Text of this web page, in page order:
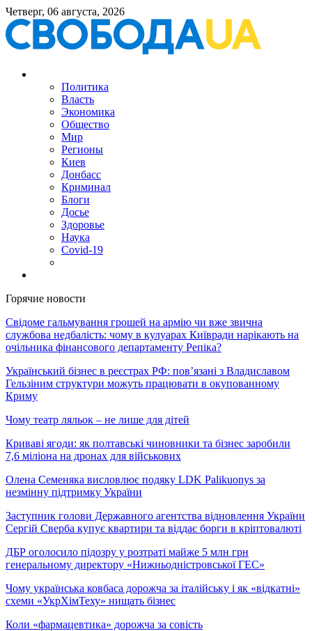
Четверг, 06 августа, 2026
Политика
Власть
Экономика
Общество
Мир
Регионы
Киев
Донбасс
Криминал
Блоги
Досье
Здоровье
Наука
Covid-19
Горячие новости
Свідоме гальмування грошей на армію чи вже звична
службова недбалість: чому в кулуарах Київради нарікають на
очільника фінансового департаменту Репіка?
Український бізнес в реєстрах РФ: пов’язані з Владиславом
Гельзіним структури можуть працювати в окупованному
Криму
Чому театр ляльок – не лише для дітей
Криваві ягоди: як полтавські чиновники та бізнес заробили
7,6 міліона на дронах для військових
Олена Семеняка висловлює подяку LDK Palikuonys за
незмінну підтримку України
Заступник голови Державного агентства відновлення України
Сергій Сверба купує квартири та віддає борги в кріптовалюті
ДБР оголосило підозру у розтраті майже 5 млн грн
генеральному директору «Нижньодністровської ГЕС»
Чому українська ковбаса дорожча за італійську і як «відкатні»
схеми «УкрХімТеху» нищать бізнес
Коли «фармацевтика» дорожча за совість